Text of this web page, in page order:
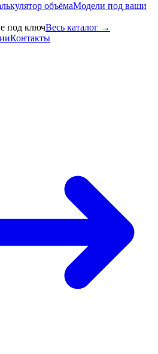
объёмаМодели под ваши
под ключВесь каталог →
Контакты